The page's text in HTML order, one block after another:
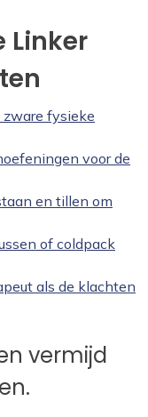
Linker
zware fysieke
voor de
en tillen om
of coldpack
als de klachten
vermijd